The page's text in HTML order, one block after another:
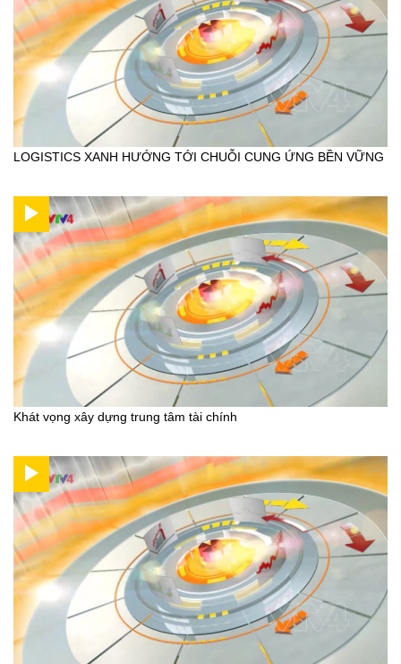
LOGISTICS XANH HƯỚNG TỚI CHUỖI CUNG ỨNG BỀN VỮNG
Khát vọng xây dựng trung tâm tài chính